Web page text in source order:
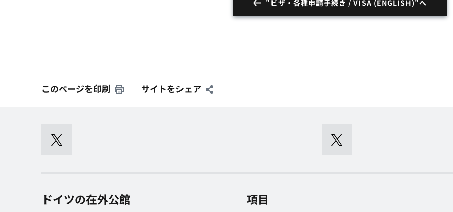
"ビザ・各種申請手続き / VISA (ENGLISH)"へ
このページを印刷 サイトをシェア
ドイツの在外公館 項目